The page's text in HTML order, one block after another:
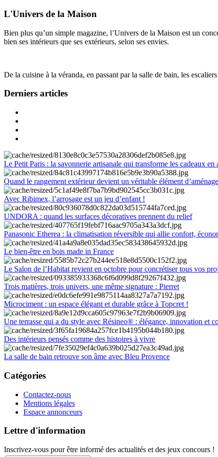
L'Univers de la Maison
Bien plus qu’un simple magazine, l’Univers de la Maison est un
bien ses intérieurs que ses extérieurs, selon ses envies.
De la cuisine à la véranda, en passant par la salle de bain, les
Derniers articles
Le Petit Paris : la savonnerie artisanale qui transforme les cadeaux en
Quand le rangement extérieur devient un véritable élément
Avec Ribimex, l’arrosage est un jeu d’enfant !
UNDORA : quand les surfaces décoratives prennent du relief
Panasonic Etherea : la climatisation réversible qui allie confort,
Le bien-être en bois made in France
Le Salon de l’Habitat revient en octobre pour concrétiser tous vos
Trois matières, trois univers, une même signature : Pierret
Microciment : un espace élégant et durable grâce à Topcret !
Une terrasse qui a du style avec Résineo® : élégance, innovation et
Des intérieurs pensés comme des histoires à vivre
La salle de bain retrouve son âme avec Bleu Provence
Catégories
Contactez-nous
Mentions légales
Espace annonceurs
Lettre d'information
Inscrivez-vous pour être informé des actualités et des jeux concours !